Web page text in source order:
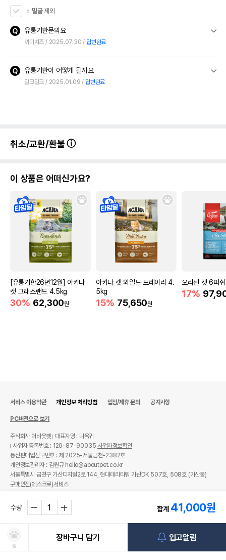
비밀글 제외
유통기한문의요
까미치즈 2025.07.30 답변완료
유통기한이 어떻게 될까요
밀크밀크 2025.01.09 답변완료
취소/교환/환불
이 상품은 어떠신가요?
[유통기한26년12월] 아카나
캣 그래스랜드 4.5kg
30% 62,300원
아카나 캣 와일드 프레이리 4.
5kg
15% 75,650원
오리젠 캣 6피
17%
수량 합계 41,000원
찜
장바구니 담기 입고알림
서비스 이용약관 개인정보 처리방침 입점/제휴 문의 공지사항
PC버전으로 보기
주식회사 어바웃펫
대표자명 : 나옥귀
사업자 등록번호 : 120-87-90035사업자정보확인
통신판매업신고번호 : 제 2025-서울금천-2382호
개인정보관리자 : 김원규 hello@aboutpet.co.kr
서울특별시 금천구 가산디지털2로 144, 현대테라타워 가산DK 507호, 508호 (가산동)
구매안전(에스크로)서비스